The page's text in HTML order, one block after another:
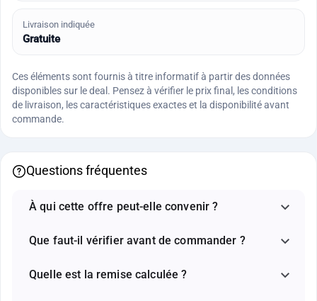
Livraison indiquée
Gratuite
Ces éléments sont fournis à titre informatif à partir des données
disponibles sur le deal. Pensez à vérifier le prix final, les conditions
de livraison, les caractéristiques exactes et la disponibilité avant
commande.
Questions fréquentes
À qui cette offre peut-elle convenir ?
Que faut-il vérifier avant de commander ?
Quelle est la remise calculée ?